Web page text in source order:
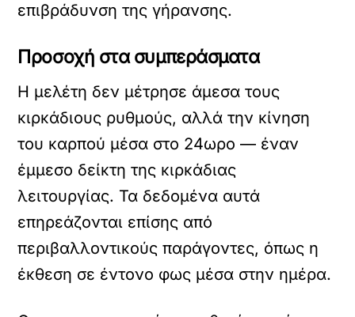
επιβράδυνση της γήρανσης.
Προσοχή στα συμπεράσματα
Η μελέτη δεν μέτρησε άμεσα τους
κιρκάδιους ρυθμούς, αλλά την κίνηση
του καρπού μέσα στο 24ωρο — έναν
έμμεσο δείκτη της κιρκάδιας
λειτουργίας. Τα δεδομένα αυτά
επηρεάζονται επίσης από
περιβαλλοντικούς παράγοντες, όπως η
έκθεση σε έντονο φως μέσα στην ημέρα.